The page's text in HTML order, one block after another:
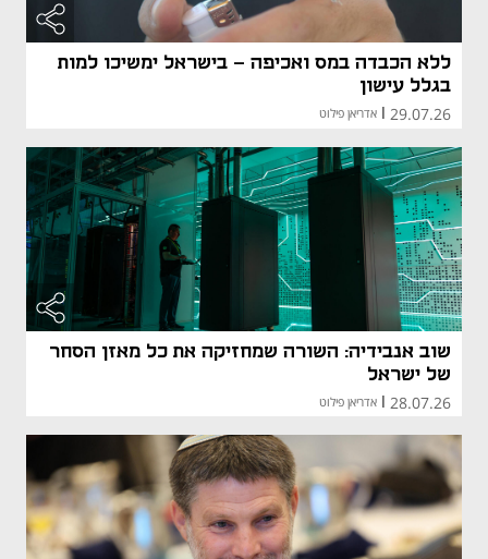
ללא הכבדה במס ואכיפה - בישראל ימשיכו למות
בגלל עישון
29.07.26 אדריאן פילוט
שוב אנבידיה: השורה שמחזיקה את כל מאזן הסחר
של ישראל
28.07.26 אדריאן פילוט